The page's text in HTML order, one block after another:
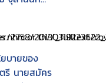
บายของ
รี นายสมัคร